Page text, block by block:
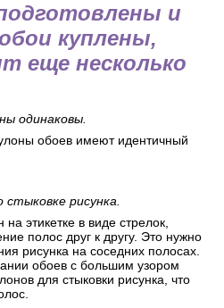
и
куплены,
еще несколько
одинаковы.
обоев имеют идентичный
рисунка.
на этикетке в виде стрелок,
полос друг к другу. Это нужно
рисунка на соседних полосах.
обоев с большим узором
для стыковки рисунка, что